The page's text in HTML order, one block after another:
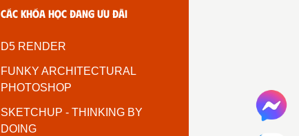
Các khóa học đang ưu đãi
D5 RENDER
FUNKY ARCHITECTURAL
PHOTOSHOP
SKETCHUP - THINKING BY
DOING